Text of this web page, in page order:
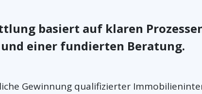
basiert auf klaren
und einer fundierten Beratung.
Gewinnung qualifizierter